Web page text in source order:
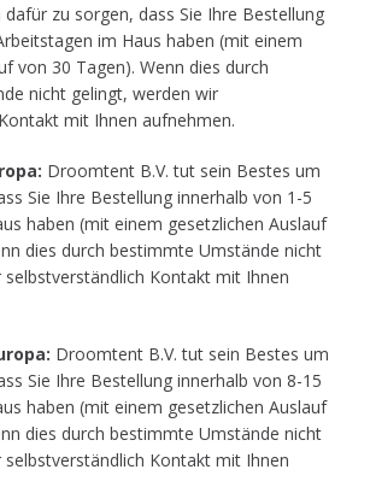
zu sorgen, dass Sie Ihre Bestellung
im Haus haben (mit einem
von 30 Tagen). Wenn dies durch
nicht gelingt, werden wir
mit Ihnen aufnehmen.
Droomtent B.V. tut sein Bestes um
Sie Ihre Bestellung innerhalb von 1-5
haben (mit einem gesetzlichen Auslauf
dies durch bestimmte Umstände nicht
Kontakt mit Ihnen
Droomtent B.V. tut sein Bestes um
Sie Ihre Bestellung innerhalb von 8-15
haben (mit einem gesetzlichen Auslauf
dies durch bestimmte Umstände nicht
Kontakt mit Ihnen